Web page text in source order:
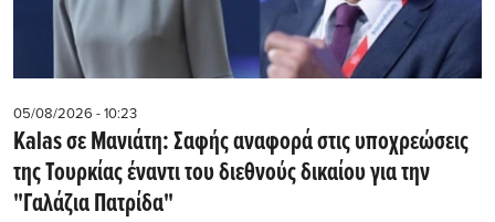
05/08/2026 - 10:23
Kalas σε Μανιάτη: Σαφής αναφορά στις υποχρεώσεις
της Τουρκίας έναντι του διεθνούς δικαίου για την
"Γαλάζια Πατρίδα"